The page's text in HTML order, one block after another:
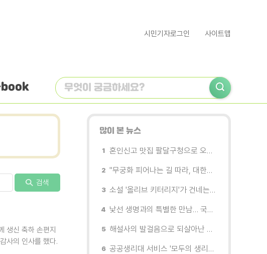
시민기자로그인 사이트맵
검색
생신 축하 손편지
사의 인사를 했다.
많이 본 뉴스
혼인신고 맛집 팔달구청으로 오세요
"무궁화 피어나는 길 따라, 대한민국을 걷는다"
소설 '올리브 키터리지'가 건네는 삶과 연민의 철학
낯선 생명과의 특별한 만남… 국제전 《패트리샤 피치니니: 킨쉽》
해설사의 발걸음으로 되살아난 수원의 독립운동 역사
공공생리대 서비스 '모두의 생리대' 시범 운영...수원시청·4개 구청 등에 지급기 설치